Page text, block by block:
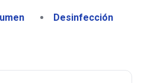
Desinfección